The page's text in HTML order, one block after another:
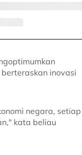
inovasi
negara, setiap
kata beliau